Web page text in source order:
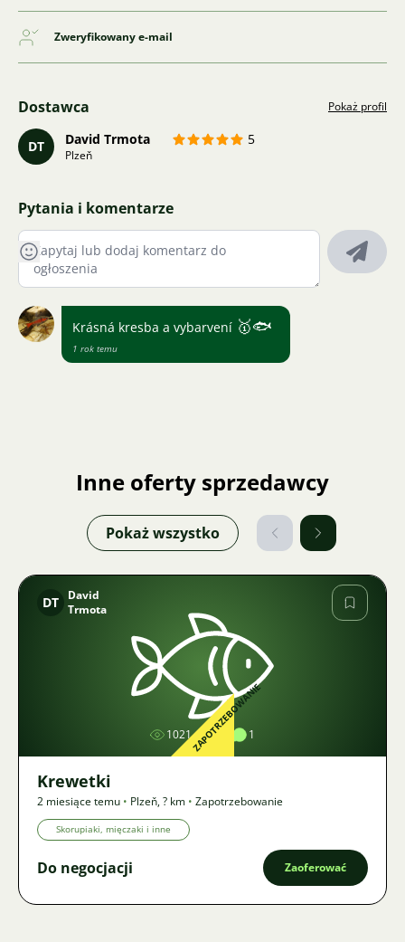
Zweryfikowany e-mail
Dostawca Pokaż profil
DT David Trmota 5
Plzeň
Pytania i komentarze
Krásná kresba a vybarvení 🥇🐟
1 rok temu
Inne oferty sprzedawcy
Pokaż wszystko
Zdjęcie
DT
David
Trmota
1021 1 1
ZAPOTRZEBOWANIE
Krewetki
2 miesiące temu • Plzeň,? km • Zapotrzebowanie
Skorupiaki, mięczaki i inne
Do negocjacji Zaoferować